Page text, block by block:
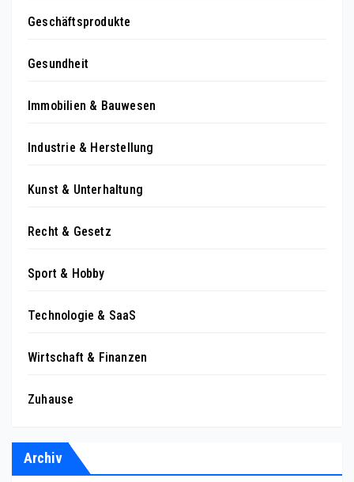
Geschäftsprodukte
Gesundheit
Immobilien & Bauwesen
Industrie & Herstellung
Kunst & Unterhaltung
Recht & Gesetz
Sport & Hobby
Technologie & SaaS
Wirtschaft & Finanzen
Zuhause
Archiv